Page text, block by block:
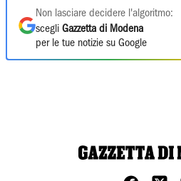
Non lasciare decidere l'algoritmo:
scegli Gazzetta di Modena
per le tue notizie su Google